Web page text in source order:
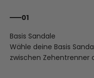
01
Wähle deine Basis
zwischen Zehentrenner